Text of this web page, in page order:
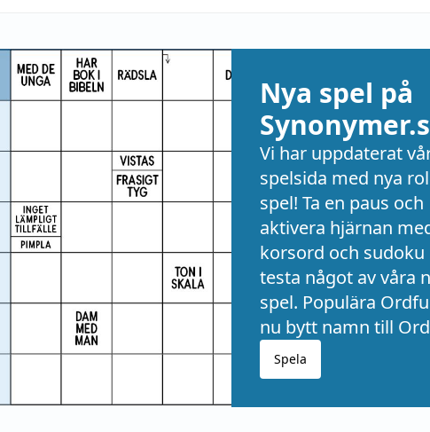
Nya spel på
Vi har uppdaterat
spelsida med nya
spel! Ta en paus och
aktivera hjärnan
korsord och sudoku
testa något av våra
spel. Populära
nu bytt namn till
Spela